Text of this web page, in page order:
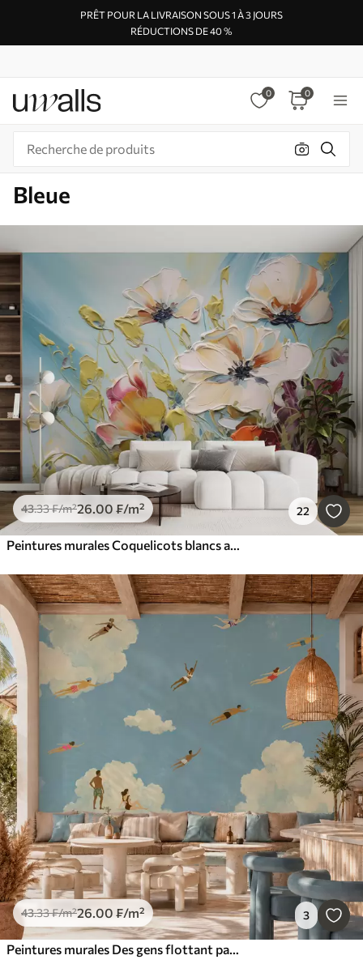
PRÊT POUR LA LIVRAISON SOUS 1 À 3 JOURS
RÉDUCTIONS DE 40 %
0 0
Bleue
43.33₣/m²26.00 ₣/m² 22
Peintures murales Coquelicots blancs abstraits sur fond bleu, imitation de coups de pinceau
43.33₣/m²26.00 ₣/m² 3
Peintures murales Des gens flottant parmi les nuages dans un ciel bleu